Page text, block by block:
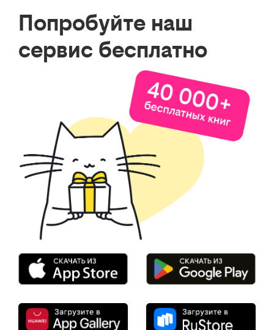
Попробуйте наш
сервис бесплатно